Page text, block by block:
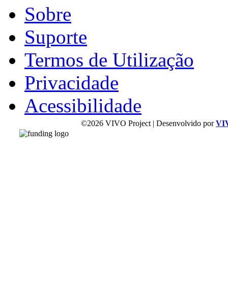
Sobre
Suporte
Termos de Utilização
Privacidade
Acessibilidade
©2026 VIVO Project | Desenvolvido por